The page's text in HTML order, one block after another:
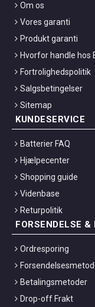
Om os
Vores garanti
Produkt garanti
Hvorfor handle hos
Fortrolighedspolitik
Salgsbetingelser
Sitemap
KUNDESERVICE
Batterier FAQ
Hjælpecenter
Shopping guide
Videnbase
Returpolitik
FORSENDELSE &
Ordresporing
Betalingsmetoder
Drop-off Frakt